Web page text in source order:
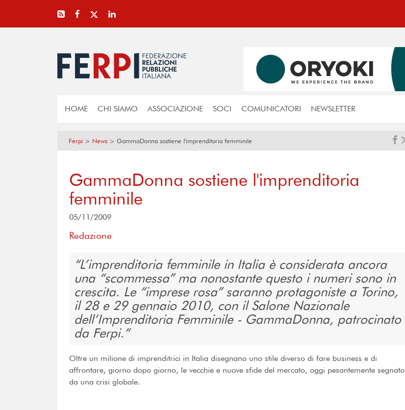
HOME CHI SIAMO ASSOCIAZIONE SOCI COMUNICATORI NEWSLETTER
Ferpi > News > GammaDonna sostiene l'imprenditoria femminile
GammaDonna sostiene l'imprenditoria
femminile
05/11/2009
Redazione
L’imprenditoria femminile in Italia è considerata ancora
una “scommessa” ma nonostante questo i numeri sono in
crescita. Le “imprese rosa” saranno protagoniste a Torino,
il 28 e 29 gennaio 2010, con il Salone Nazionale
dell’Imprenditoria Femminile - GammaDonna, patrocinato
da Ferpi.
Oltre un milione di imprenditrici in Italia disegnano uno stile diverso di fare business e di
affrontare, giorno dopo giorno, le vecchie e nuove sfide del mercato, oggi pesantemente segnato
da una crisi globale.